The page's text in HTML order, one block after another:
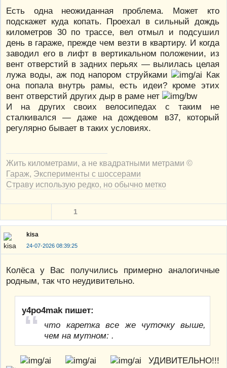
Есть одна неожиданная проблема. Может кто
подскажет куда копать. Проехал в сильный дождь
километров 30 по трассе, вел отмыл и подсушил
день в гараже, прежде чем везти в квартиру. И когда
заводил его в лифт в вертикальном положении, из
вент отверстий в задних перьях — вылилась целая
лужа воды, аж под напором струйками
Как
она попала внутрь рамы, есть идеи? кроме этих
вент отверстий других дыр в раме нет
И на других своих велосипедах с таким не
сталкивался — даже на дождевом в37, который
регулярно бывает в таких условиях.
Жить километрами, а не квадратными метрами ©
Гараж, Эксперименты с шоссерами
Страву использую редко, но обычно метко
1
kisa
24-07-2026 08:39:25
Колёса у Вас получились примерно аналогичные
родным, так что неудивительно.
y4po4mak пишет:
что каретка все же чуточку выше,
чем на мутном: .
УДИВИТЕЛЬНО!!!